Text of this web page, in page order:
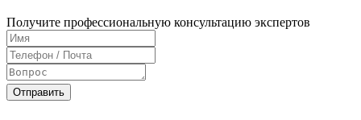
Получите профессиональную консультацию экспертов
Отправить